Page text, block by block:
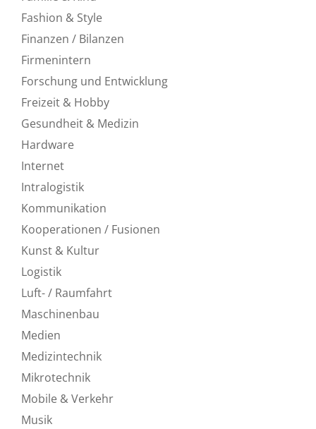
Fashion & Style
Finanzen / Bilanzen
Firmenintern
Forschung und Entwicklung
Freizeit & Hobby
Gesundheit & Medizin
Hardware
Internet
Intralogistik
Kommunikation
Kooperationen / Fusionen
Kunst & Kultur
Logistik
Luft- / Raumfahrt
Maschinenbau
Medien
Medizintechnik
Mikrotechnik
Mobile & Verkehr
Musik